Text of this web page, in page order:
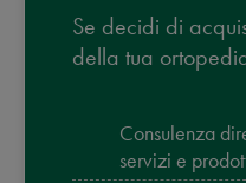
Se decidi di
della tua
Consulenza
servizi e